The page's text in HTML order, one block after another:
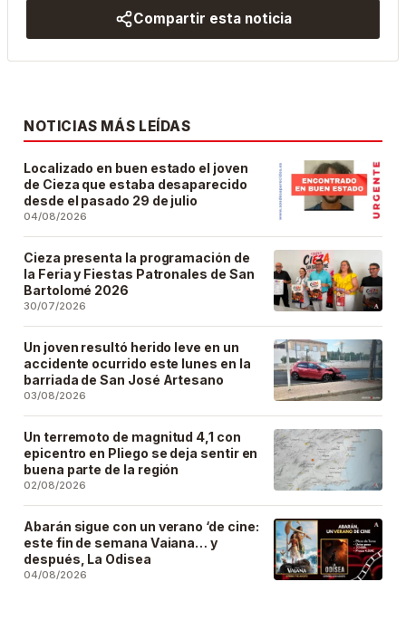
Compartir esta noticia
NOTICIAS MÁS LEÍDAS
Localizado en buen estado el joven
de Cieza que estaba desaparecido
desde el pasado 29 de julio
04/08/2026
Cieza presenta la programación de
la Feria y Fiestas Patronales de San
Bartolomé 2026
30/07/2026
Un joven resultó herido leve en un
accidente ocurrido este lunes en la
barriada de San José Artesano
03/08/2026
Un terremoto de magnitud 4,1 con
epicentro en Pliego se deja sentir en
buena parte de la región
02/08/2026
Abarán sigue con un verano ‘de cine:
este fin de semana Vaiana… y
después, La Odisea
04/08/2026